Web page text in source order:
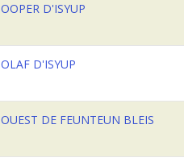
OOPER D'ISYUP
OLAF D'ISYUP
OUEST DE FEUNTEUN BLEIS